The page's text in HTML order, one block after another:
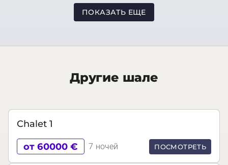
ПОКАЗАТЬ ЕЩЕ
Другие шале
Chalet 1
от 60000 € 7 ночей ПОСМОТРЕТЬ